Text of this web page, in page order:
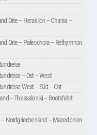
Orte – Heraklion – Chania –
Orte – Paleochora – Rethymnon
– Ost – West
West – Süd – Ost
– Thessaloniki – Bootsfahrt
Nordgriechenland – Mazedonien